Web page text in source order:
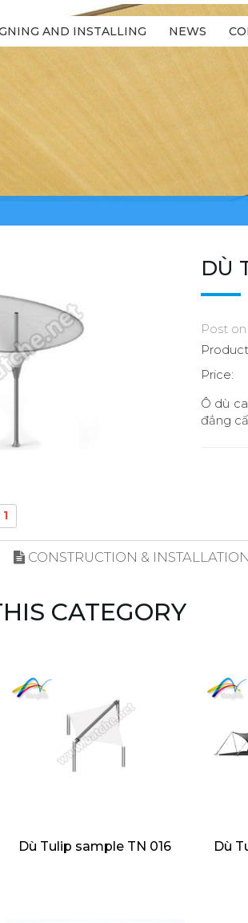
AND INSTALLING NEWS
DÙ
Post
Price:
Ô dù
đẳng
1
CONSTRUCTION & INSTALLATION
CATEGORY
Dù Tulip sample TN 016 Dù